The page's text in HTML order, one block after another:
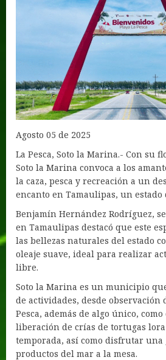
Agosto 05 de 2025
La Pesca, Soto la Marina.- Con su
Soto la Marina convoca a los
la caza, pesca y recreación a un
encanto en Tamaulipas, un estado
Benjamín Hernández Rodríguez,
en Tamaulipas destacó que este
las bellezas naturales del estado
oleaje suave, ideal para realizar
libre.
Soto la Marina es un municipio
de actividades, desde observación
Pesca, además de algo único,
liberación de crías de tortugas
temporada, así como disfrutar
productos del mar a la mesa.